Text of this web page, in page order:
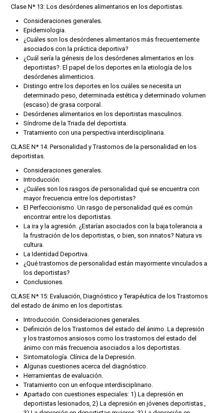
Clase N* 13: Los desórdenes alimentarios en los deportistas.
Consideraciones generales.
Epidemiologia.
¿Cuáles son los desórdenes alimentarios más frecuentemente
asociados con la práctica deportiva?
¿Cuál sería la génesis de los desórdenes alimentarios en los
deportistas?. El papel de los deportes en la etiología de los
desórdenes alimenticios.
Distingo entre los deportes en los cuáles se necesita un
determinado peso, determinada estética y determinado volumen
(escaso) de grasa corporal.
Desórdenes alimentarios en los deportistas masculinos.
Síndrome de la Triada del deportista.
Tratamiento con una perspectiva interdisciplinaria.
CLASE N* 14: Personalidad y Trastornos de la personalidad en los
deportistas.
Consideraciones generales.
Introducción.
¿Cuáles son los rasgos de personalidad qué se encuentra con
mayor frecuencia entre los deportistas?
El Perfeccionismo. Un rasgo de personalidad qué es común
encontrar entre los deportistas.
La ira y la agresión. ¿Estarían asociados con la baja tolerancia a
la frustración de los deportistas, o bien, son innatos? Natura vs
cultura.
La Identidad Deportiva.
¿Qué trastornos de personalidad están mayormente vinculados a
los deportistas?
Conclusiones.
CLASE N* 15: Evaluación, Diagnóstico y Terapéutica de los Trastornos
del estado de ánimo en los deportistas.
Introducción. Consideraciones generales.
Definición de los Trastornos del estado del ánimo. La depresión
y los trastornos ansiosos como los trastornos del estado del
ánimo con más frecuencia asociados a los deportistas.
Sintomatología. Clínica de la Depresión.
Algunas cuestiones acerca del diagnóstico.
Herramientas de evaluación.
Tratamiento con un enfoque interdisciplinario.
Apartado con cuestiones especiales: 1) La depresión en
deportistas lesionados, 2) La depresión en jóvenes deportistas.,